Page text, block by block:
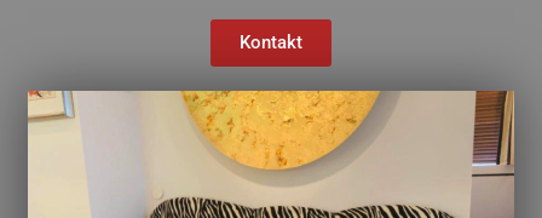
Kontakt